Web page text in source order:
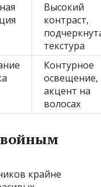
Высокий
контраст‚
текстура
Контурное
освещение‚
акцент на
волосах
крайне